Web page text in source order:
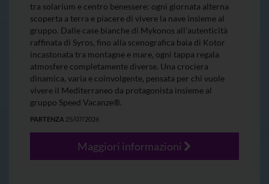
tra solarium e centro benessere: ogni giornata alterna
scoperta a terra e piacere di vivere la nave insieme al
gruppo. Dalle case bianche di Mykonos all’autenticità
raffinata di Syros, fino alla scenografica baia di Kotor
incastonata tra montagne e mare, ogni tappa regala
atmosfere completamente diverse. Una crociera
dinamica, varia e coinvolgente, pensata per chi vuole
vivere il Mediterraneo da protagonista insieme al
gruppo Speed Vacanze®.
PARTENZA 25/07/2026
Maggiori informazioni